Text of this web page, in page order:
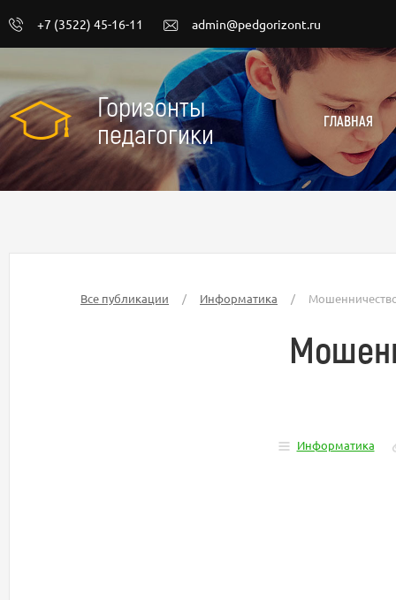
+7 (3522) 45-16-11 admin@pedgorizont.ru
Горизонты
педагогики
ГЛАВНАЯ
Все публикации / Информатика /
Информатика